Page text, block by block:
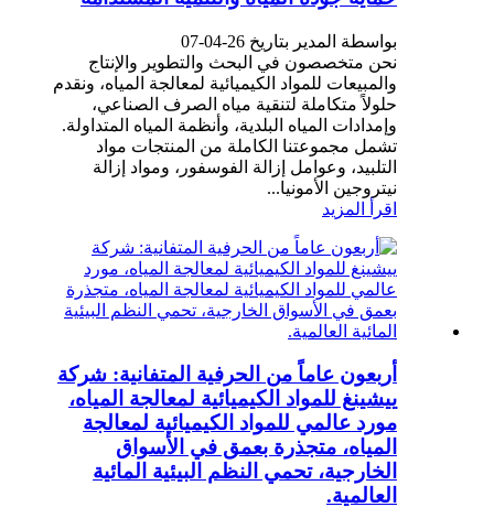
بواسطة المدير بتاريخ 26-04-07
نحن متخصصون في البحث والتطوير والإنتاج
والمبيعات للمواد الكيميائية لمعالجة المياه، ونقدم
حلولاً متكاملة لتنقية مياه الصرف الصناعي،
وإمدادات المياه البلدية، وأنظمة المياه المتداولة.
تشمل مجموعتنا الكاملة من المنتجات مواد
التلبيد، وعوامل إزالة الفوسفور، ومواد إزالة
نيتروجين الأمونيا...
اقرأ المزيد
أربعون عاماً من الحرفية المتفانية: شركة
ييشينغ للمواد الكيميائية لمعالجة المياه،
مورد عالمي للمواد الكيميائية لمعالجة
المياه، متجذرة بعمق في الأسواق
الخارجية، تحمي النظم البيئية المائية
العالمية.